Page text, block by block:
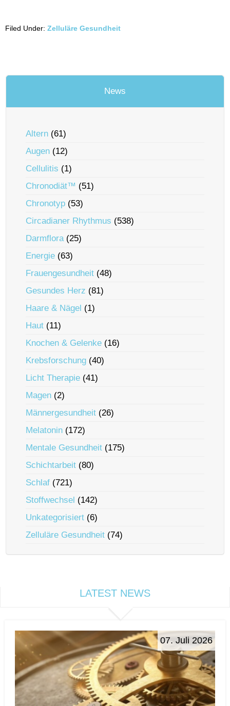
Filed Under: Zelluläre Gesundheit
News
Altern (61)
Augen (12)
Cellulitis (1)
Chronodiät™ (51)
Chronotyp (53)
Circadianer Rhythmus (538)
Darmflora(25)
Energie (63)
Frauengesundheit (48)
Gesundes Herz (81)
Haare & Nägel (1)
Haut (11)
Knochen & Gelenke (16)
Krebsforschung (40)
Licht Therapie (41)
Magen (2)
Männergesundheit (26)
Melatonin (172)
Mentale Gesundheit (175)
Schichtarbeit (80)
Schlaf (721)
Stoffwechsel (142)
Unkategorisiert (6)
Zelluläre Gesundheit (74)
LATEST NEWS
07. Juli 2026